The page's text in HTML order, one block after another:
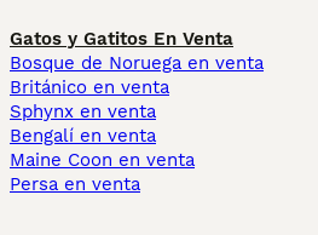
Gatos y Gatitos En Venta
Bosque de Noruega en venta
Británico en venta
Sphynx en venta
Bengalí en venta
Maine Coon en venta
Persa en venta